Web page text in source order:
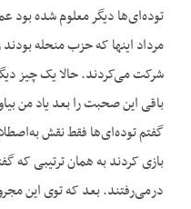
توده‌ای‌ها دیگر معلوم شده بود
مرداد اینها که حزب منحله
شرکت می‌کردند. حالا یک چیز دیگر
باقی این صحبت را بعد یاد من
گفتم توده‌ای‌ها فقط نقش
بازی کردند به همان ترتیبی که
درمی‌رفتند. بعد که توی این